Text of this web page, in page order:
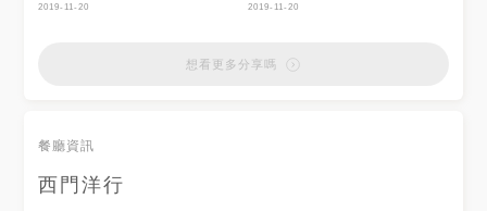
2019-11-20
上，一樣難停車 但招牌好低
一開門店員很親切的問候 帶位
2019-11-20
想看更多分享嗎
餐廳資訊
西門洋行